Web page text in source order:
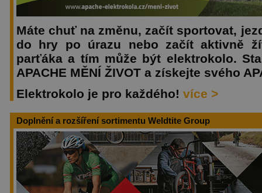
Máte chuť na změnu, začít sportovat,
do hry po úrazu nebo začít aktivně
parťáka a tím může být elektrokolo.
APACHE MĚNÍ ŽIVOT a získejte svého
Elektrokolo je pro každého! více >
Doplnění a rozšíření sortimentu Weldtite Group